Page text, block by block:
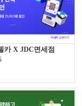
카 X JDC면세점